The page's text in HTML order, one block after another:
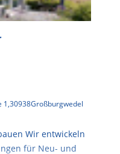
1,30938Großburgwedel
Wir entwickeln
für Neu- und